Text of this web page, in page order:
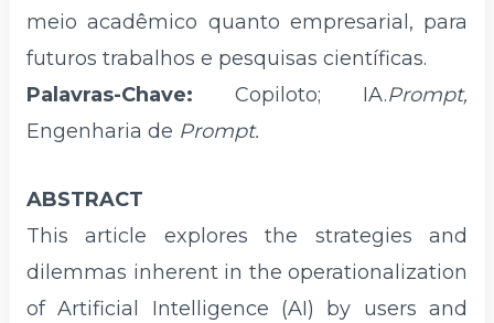
meio acadêmico quanto empresarial, para
futuros trabalhos e pesquisas científicas.
Palavras-Chave: Copiloto; IA.Prompt,
Engenharia de Prompt.
ABSTRACT
This article explores the strategies and
dilemmas inherent in the operationalization
of Artificial Intelligence (AI) by users and